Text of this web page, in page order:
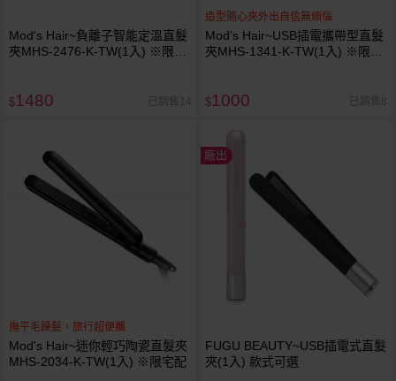
Mod's Hair~負離子智能定溫直髮
夾MHS-2476-K-TW(1入) ※限宅
$1480 已銷售14
造型隨心夾外出自信無煩惱
Mod's Hair~USB插電攜帶型直髮
夾MHS-1341-K-TW(1入) ※限宅
$1000 已銷售8
撫平毛躁髮，旅行超便攜
Mod's Hair~迷你輕巧陶瓷直髮夾
MHS-2034-K-TW(1入) ※限宅配
廠出
FUGU BEAUTY~USB插電式直髮
夾(1入) 款式可選